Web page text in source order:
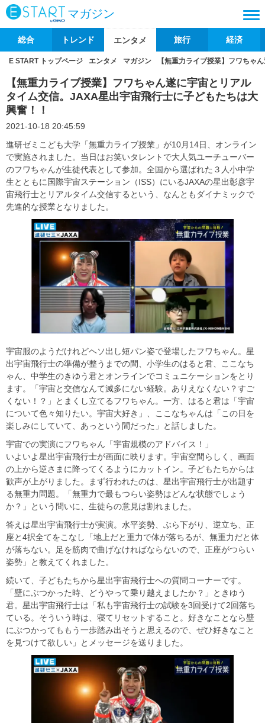
マガジン
総合 トレンド エンタメ 旅行 経済
E START トップページ エンタメ マガジン 【無重力ライブ授業】フワちゃ
【無重力ライブ授業】フワちゃん遂に宇宙とリアル
タイム交信。JAXA星出宇宙飛行士に子どもたちは大
興奮！！
2021-10-18 20:45:59
進研ゼミこども大学「無重力ライブ授業」が10月14日、オンライン
で実施されました。当日はお笑いタレントで大人気ユーチューバー
のフワちゃんが生徒代表として参加。全国から選ばれた３人小中学
生とともに国際宇宙ステーション（ISS）にいるJAXAの星出彰彦宇
宙飛行士とリアルタイム交信するという、なんともダイナミックで
先進的な授業となりました。
宇宙服のようだけれどヘソ出し短パン姿で登場したフワちゃん。星
出宇宙飛行士の準備が整うまでの間、小学生のはると君、ここなち
ゃん、中学生のきゆう君とオンラインでコミュニケーションをとり
ます。「宇宙と交信なんて滅多にない経験。ありえなくない？すご
くない！？」とまくし立てるフワちゃん。一方、はると君は「宇宙
について色々知りたい。宇宙大好き」、ここなちゃんは「この日を
楽しみにしていて、あっという間だった」と話しました。
宇宙での実演にフワちゃん「宇宙規模のアドバイス！」
いよいよ星出宇宙飛行士が画面に映ります。宇宙空間らしく、画面
の上から逆さまに降ってくるようにカットイン。子どもたちからは
歓声が上がりました。まず行われたのは、星出宇宙飛行士が出題す
る無重力問題。「無重力で最もつらい姿勢はどんな状態でしょう
か？」という問いに、生徒らの意見は割れました。
答えは星出宇宙飛行士が実演。水平姿勢、ぶら下がり、逆立ち、正
座と4択全てをこなし「地上だと重力で体が落ちるが、無重力だと体
が落ちない。足を筋肉で曲げなければならないので、正座がつらい
姿勢」と教えてくれました。
続いて、子どもたちから星出宇宙飛行士への質問コーナーです。
「壁にぶつかった時、どうやって乗り越えましたか？」ときゆう
君。星出宇宙飛行士は「私も宇宙飛行士の試験を3回受けて2回落ち
ている。そういう時は、寝てリセットすること。好きなことなら壁
にぶつかってももう一歩踏み出そうと思えるので、ぜひ好きなこと
を見つけて欲しい」とメッセージを送りました。